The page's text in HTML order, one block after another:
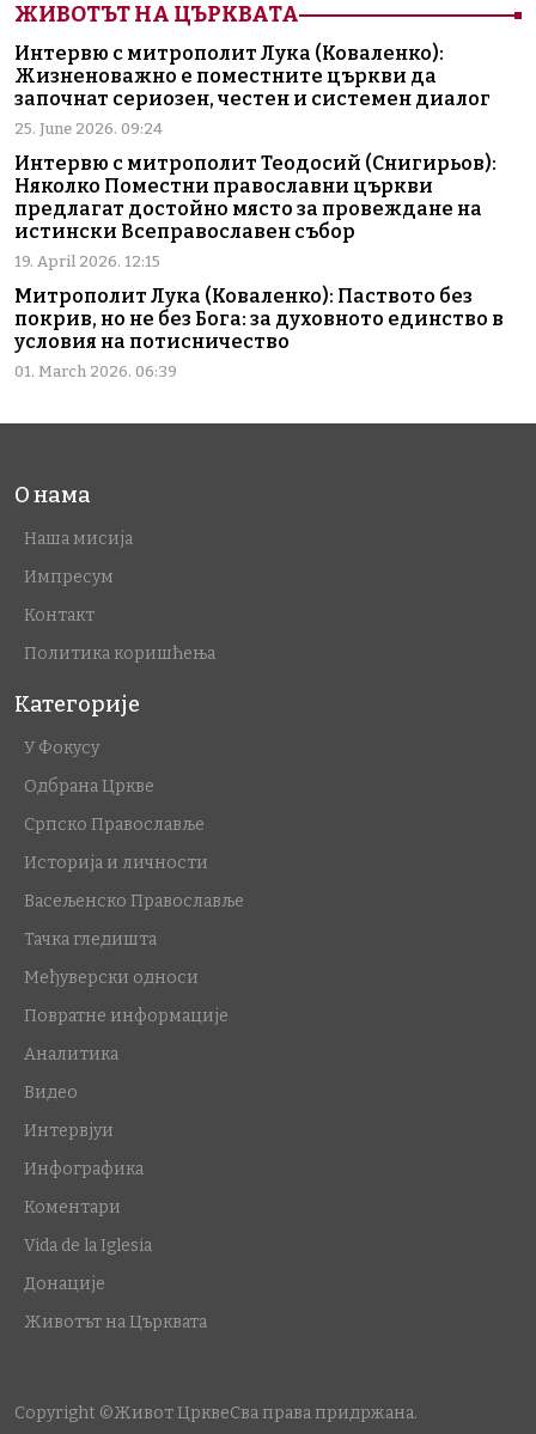
ЖИВОТЪТ НА ЦЪРКВАТА
Интервю с митрополит Лука (Коваленко):
Жизненоважно е поместните църкви да
започнат сериозен, честен и системен диалог
25. June 2026. 09:24
Интервю с митрополит Теодосий (Снигирьов):
Няколко Поместни православни църкви
предлагат достойно място за провеждане на
истински Всеправославен събор
19. April 2026. 12:15
Митрополит Лука (Коваленко): Паството без
покрив, но не без Бога: за духовното единство в
условия на потисничество
01. March 2026. 06:39
О нама
Наша мисија
Импресум
Контакт
Политика коришћења
Категорије
У Фокусу
Одбрана Цркве
Српско Православље
Историја и личности
Васељенско Православље
Тачка гледишта
Међуверски односи
Повратне информације
Аналитика
Видео
Интервјуи
Инфографика
Коментари
Vida de la Iglesia
Донације
Животът на Църквата
Copyright ©Живот ЦрквеСва права придржана.